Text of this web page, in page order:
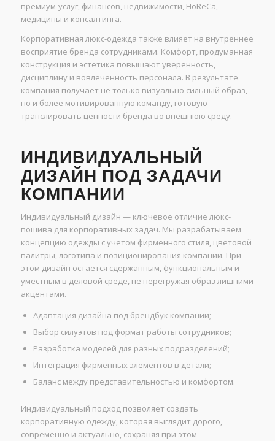
премиум-услуг, финансов, недвижимости, HoReCa,
медицины и консалтинга.
Корпоративная люкс-одежда также влияет на внутреннее
восприятие бренда сотрудниками. Комфорт, продуманная
конструкция и эстетика повышают уверенность,
дисциплину и вовлеченность персонала. В результате
компания получает не только визуально сильный образ,
но и более мотивированную команду, готовую
транслировать ценности бренда во внешнюю среду.
ИНДИВИДУАЛЬНЫЙ
ДИЗАЙН ПОД ЗАДАЧИ
КОМПАНИИ
Индивидуальный дизайн — ключевое отличие люкс-
пошива для корпоративных задач. Мы разрабатываем
концепцию одежды с учетом фирменного стиля, цветовой
палитры, логотипа и позиционирования компании. При
этом дизайн остается сдержанным, функциональным и
уместным в деловой среде, не перегружая образ лишними
акцентами.
Адаптация дизайна под брендбук компании;
Выбор силуэтов под формат работы сотрудников;
Разработка моделей для разных подразделений;
Интеграция фирменных элементов в детали;
Баланс между представительностью и комфортом.
Индивидуальный подход позволяет создать
корпоративную одежду, которая выглядит дорого,
современно и актуально, сохраняя при этом